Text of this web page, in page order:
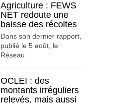
Agriculture : FEWS
NET redoute une
baisse des récoltes
Dans son dernier rapport,
publié le 5 août, le
Réseau
OCLEI : des
montants irréguliers
relevés, mais aussi